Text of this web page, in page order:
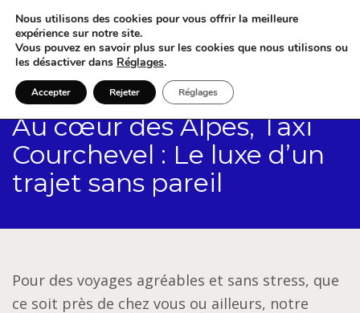
Au cœur des Alpes, Taxi
Courchevel : Le luxe d’un
trajet sans pareil
Pour des voyages agréables et sans stress, que
ce soit près de chez vous ou ailleurs, notre
Nous utilisons des cookies pour vous offrir la meilleure
expérience sur notre site.
Vous pouvez en savoir plus sur les cookies que nous utilisons ou
les désactiver dans Réglages.
Accepter Rejeter Réglages